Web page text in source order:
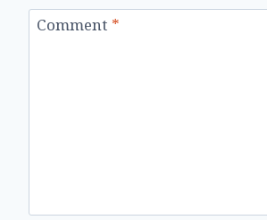
Comment *